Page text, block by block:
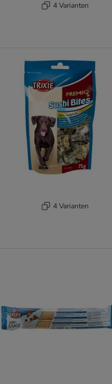
4 Varianten
4 Varianten